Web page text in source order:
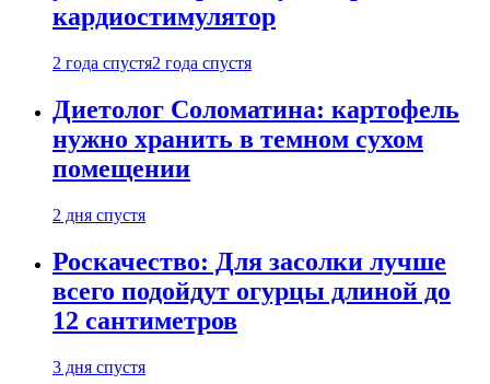
кардиостимулятор
2 года спустя2 года спустя
Диетолог Соломатина: картофель
нужно хранить в темном сухом
помещении
2 дня спустя
Роскачество: Для засолки лучше
всего подойдут огурцы длиной до
12 сантиметров
3 дня спустя